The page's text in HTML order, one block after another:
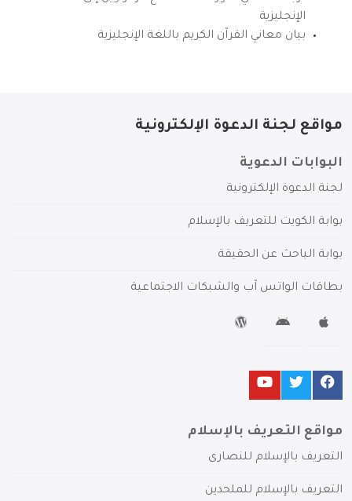
الإنجليزية
بيان معاني القرآن الكريم باللغة الإنجليزية
مواقع لجنة الدعوة الإلكترونية
البوابات الدعوية
لجنة الدعوة الإلكترونية
بوابة الكويت للتعريف بالإسلام
بوابة الباحث عن الحقيقة
بطاقات الواتس آب والشبكات الاجتماعية
مواقع التعريف بالإسلام
التعريف بالإسلام للنصارى
التعريف بالإسلام للملحدين